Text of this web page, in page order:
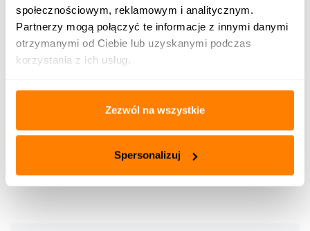
społecznościowym, reklamowym i analitycznym.
Partnerzy mogą połączyć te informacje z innymi danymi
otrzymanymi od Ciebie lub uzyskanymi podczas
korzystania z ich usług.
Zezwól na wszystkie
Spersonalizuj
Świadectwa [0]
Karta katalogowa [0]
Etykiety